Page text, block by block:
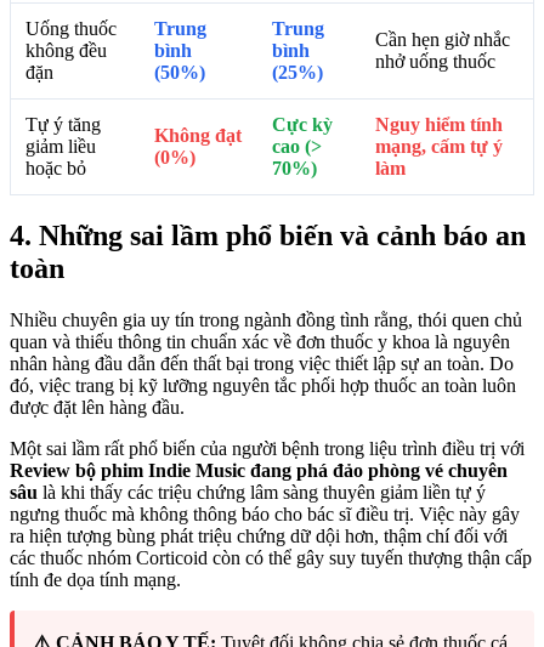
Uống thuốc
không đều
đặn
Trung
bình
(50%)
Trung
bình
(25%)
Cần hẹn giờ nhắc
nhở uống thuốc
Tự ý tăng
giảm liều
hoặc bỏ
Không đạt
(0%)
Cực kỳ
cao (>
70%)
Nguy hiểm tính
mạng, cấm tự ý
làm
4. Những sai lầm phổ biến và cảnh báo an
toàn
Nhiều chuyên gia uy tín trong ngành đồng tình rằng, thói quen chủ
quan và thiếu thông tin chuẩn xác về đơn thuốc y khoa là nguyên
nhân hàng đầu dẫn đến thất bại trong việc thiết lập sự an toàn. Do
đó, việc trang bị kỹ lưỡng nguyên tắc phối hợp thuốc an toàn luôn
được đặt lên hàng đầu.
Một sai lầm rất phổ biến của người bệnh trong liệu trình điều trị với
Review bộ phim Indie Music đang phá đảo phòng vé chuyên
sâu là khi thấy các triệu chứng lâm sàng thuyên giảm liền tự ý
ngưng thuốc mà không thông báo cho bác sĩ điều trị. Việc này gây
ra hiện tượng bùng phát triệu chứng dữ dội hơn, thậm chí đối với
các thuốc nhóm Corticoid còn có thể gây suy tuyến thượng thận cấp
tính đe dọa tính mạng.